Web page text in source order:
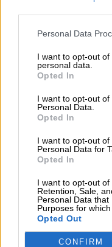
Personal Data
I want to opt-out
personal data.
Opted In
I want to opt-out
Personal Data.
Opted In
I want to opt-out
Personal Data for
Opted In
I want to opt-out of
Retention, Sale,
Personal Data
Purposes for
Opted Out
CONFIRM
MUNDO?
que se pierde
guerra"